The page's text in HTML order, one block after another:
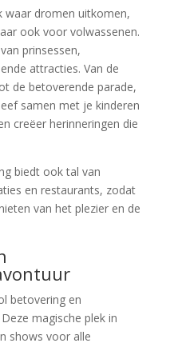
waar dromen uitkomen,
ook voor volwassenen.
prinsessen,
attracties. Van de
de betoverende parade,
samen met je kinderen
creëer herinneringen die
biedt ook tal van
en restaurants, zodat
van het plezier en de
betovering en
magische plek in
shows voor alle